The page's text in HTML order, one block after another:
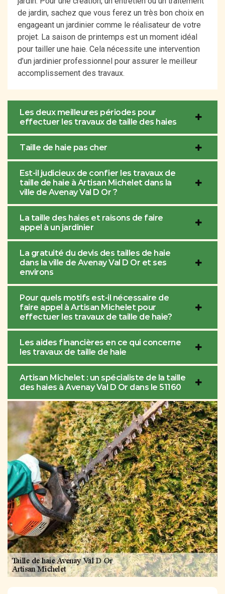
de jardin, sachez que vous ferez un très bon choix en
engageant un jardinier comme le réalisateur de votre
projet. La saison de printemps est un moment idéal
pour tailler une haie. Cela nécessite une intervention
d’un jardinier professionnel pour assurer le meilleur
accomplissement des travaux.
Les deux meilleures périodes pour
effectuer les travaux de taille des haies
Taille de haie pas cher
Est-il judicieux de confier les travaux de
taille de haie à Artisan Michelet dans la
ville de Avenay Val D Or ?
La taille des haies et raisons de faire
appel à un jardinier
La gratuité du devis des tailles de haie
dans la ville de Avenay Val D Or et ses
environs
Pour quels motifs est-il nécessaire de
faire appel à Artisan Michelet pour
effectuer les travaux de taille de haie?
Les aides financières en ce qui concerne
les travaux de taille de haie
Artisan Michelet : un spécialiste de la taille
des haies à Avenay Val D Or dans le 51160